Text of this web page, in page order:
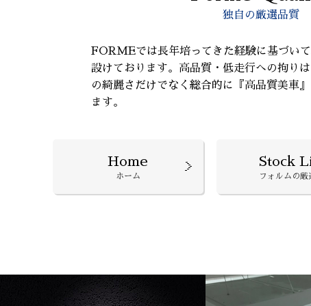
独自の厳選品質
FORMEでは長年培ってきた経験に基づい
設けております。高品質・低走行への拘り
の綺麗さだけでなく総合的に『高品質美車
ます。
Home
ホーム
Stock
フォルムの厳